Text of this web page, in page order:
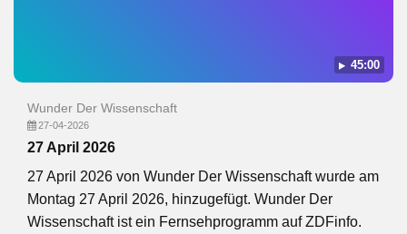
45:00
Wunder Der Wissenschaft
27-04-2026
27 April 2026
27 April 2026 von Wunder Der Wissenschaft wurde am
Montag 27 April 2026, hinzugefügt. Wunder Der
Wissenschaft ist ein Fernsehprogramm auf ZDFinfo.